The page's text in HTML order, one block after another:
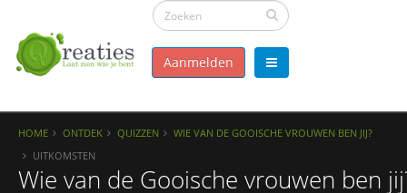
Aanmelden
HOME ONTDEK QUIZZEN
WIE VAN DE GOOISCHE VROUWEN BEN JIJ?
UITKOMSTEN
Wie van de Gooische vrouwen ben